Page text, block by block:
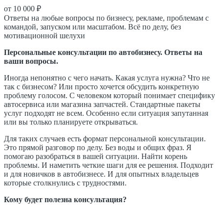
от 10 000 ₽
Ответы на любые вопросы по бизнесу, рекламе, проблемам с
командой, запуском или масштабом. Всё по делу, без
мотивационной шелухи
Персональные консультации по автобизнесу. Ответы на
ваши вопросы.
Иногда непонятно с чего начать. Какая услуга нужна? Что не
так с бизнесом? Или просто хочется обсудить конкретную
проблему голосом. С человеком который понимает специфику
автосервиса или магазина запчастей. Стандартные пакеты
услуг подходят не всем. Особенно если ситуация запутанная
или вы только планируете открываться.
Для таких случаев есть формат персональной консультации.
Это прямой разговор по делу. Без воды и общих фраз. Я
помогаю разобраться в вашей ситуации. Найти корень
проблемы. И наметить четкие шаги для ее решения. Подходит
и для новичков в автобизнесе. И для опытных владельцев
которые столкнулись с трудностями.
Кому будет полезна консультация?